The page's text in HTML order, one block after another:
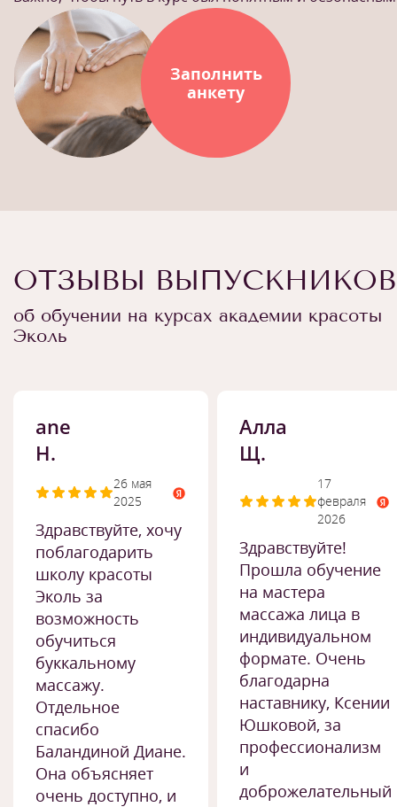
Заполнить
анкету
ОТЗЫВЫ ВЫПУСКНИКОВ
об обучении на курсах академии красоты
Эколь
ane
H.
26 мая
2025
Здравствуйте, хочу
поблагодарить
школу красоты
Эколь за
возможность
обучиться
буккальному
массажу.
Отдельное
спасибо
Баландиной Диане.
Она объясняет
очень доступно, и
Алла
Щ.
17
февраля
2026
Здравствуйте!
Прошла обучение
на мастера
массажа лица в
индивидуальном
формате. Очень
благодарна
наставнику, Ксении
Юшковой, за
профессионализм
и
доброжелательный